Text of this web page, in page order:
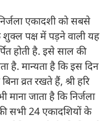
एकादशी को सबसे
शुक्ल पक्ष में पड़ने वाली यह
होती है. इसे साल की
है. मान्यता है कि इस दिन
व्रत रखते हैं, श्री हरि
जाता है कि निर्जला
सभी 24 एकादशियों के